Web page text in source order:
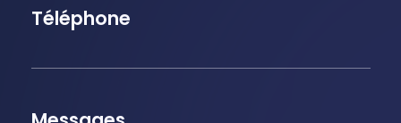
Téléphone